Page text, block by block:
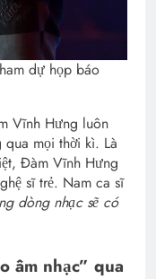
dự họp báo
Vĩnh Hưng luôn
mọi thời kì. Là
Đàm Vĩnh Hưng
sĩ trẻ. Nam ca sĩ
dòng nhạc sẽ có
âm nhạc” qua